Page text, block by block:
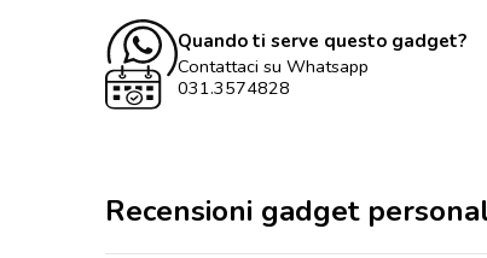
Quando ti serve questo gadget?
Contattaci su Whatsapp
031.3574828
Recensioni gadget